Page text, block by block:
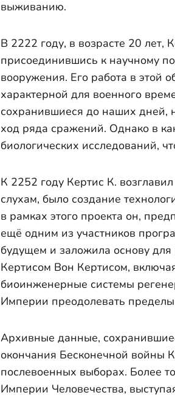
выживанию.
В 2222 году, в возрасте 20
присоединившись к научному
вооружения. Его работа в этой
характерной для военного
сохранившиеся до наших дней,
ход ряда сражений. Однако в
биологических исследований,
К 2252 году Кертис К.
слухам, было создание
в рамках этого проекта он,
ещё одним из участников
будущем и заложила основу
Кертисом Вон Кертисом,
биоинженерные системы
Империи преодолевать пределы
Архивные данные,
окончания Бесконечной войны
послевоенных выборах. Более
Империи Человечества,